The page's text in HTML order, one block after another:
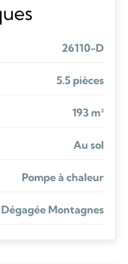
26110-D
5.5 pièces
193 m²
Au sol
Pompe à chaleur
Dégagée Montagnes